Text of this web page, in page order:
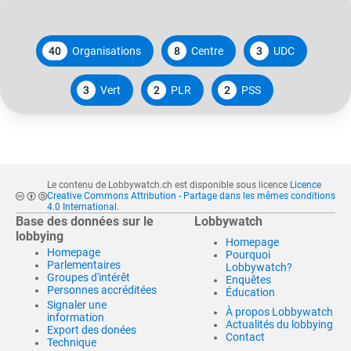
40 Organisations 8 Centre 3 UDC
3 Vert 2 PLR 2 PSS
Le contenu de Lobbywatch.ch est disponible sous licence Licence
Creative Commons Attribution - Partage dans les mêmes conditions
4.0 International .
Base des données sur le
lobbying
Homepage
Parlementaires
Groupes d'intérêt
Personnes accréditées
Signaler une
information
Export des donées
Technique
Lobbywatch
Homepage
Pourquoi
Lobbywatch?
Enquêtes
Éducation
À propos Lobbywatch
Actualités du lobbying
Contact